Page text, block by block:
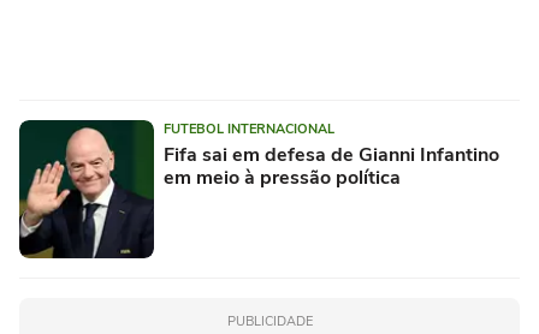
FUTEBOL INTERNACIONAL
Fifa sai em defesa de Gianni Infantino
em meio à pressão política
PUBLICIDADE